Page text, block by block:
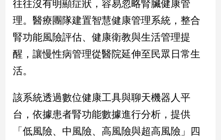
岸/
國
際
會/
地
方
新
冠
病
專
往往沒有明顯症狀，容易忽略腎臟健康管
理。醫療團隊建置智慧健康管理系統，整合
腎功能風險評估、健康衛教與生活管理提
醒，讓慢性病管理從醫院延伸至民眾日常生
活。
該系統透過數位健康工具與聊天機器人平
台，依據患者腎功能數據進行分析，提供
「低風險、中風險、高風險與超高風險」四